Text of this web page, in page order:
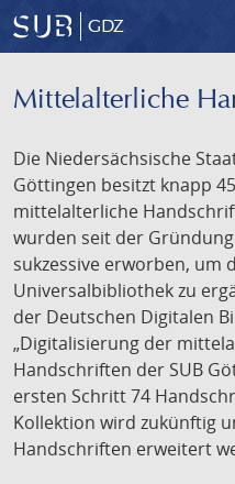
GDZ
Mittelalterliche
Die Niedersächsische
Göttingen besitzt knapp
mittelalterliche
wurden seit der
sukzessive erworben, um
Universalbibliothek zu
der Deutschen Digitalen
„Digitalisierung der
Handschriften der SUB
ersten Schritt 74
Kollektion wird zukünftig
Handschriften erweitert